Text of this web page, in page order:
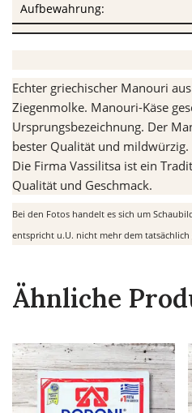
Aufbewahrung:
Echter griechischer Manouri
Ziegenmolke. Manouri-Käse
Ursprungsbezeichnung. Der
bester Qualität und mildwürzig.
Die Firma Vassilitsa ist ein
Qualität und Geschmack.
Bei den Fotos handelt es sich um
entspricht u.U. nicht mehr dem
Ähnliche